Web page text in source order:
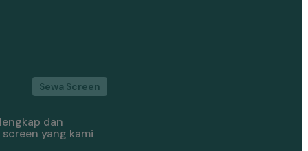
Sewa Screen
dan
yang kami